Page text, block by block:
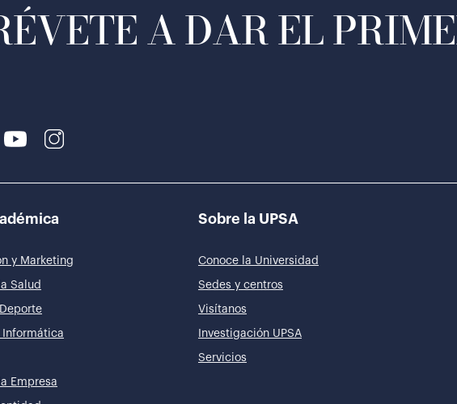
A DAR EL
y Marketing
Salud
Informática
Empresa
Sobre la UPSA
Conoce la Universidad
Sedes y centros
Visítanos
Investigación UPSA
Servicios